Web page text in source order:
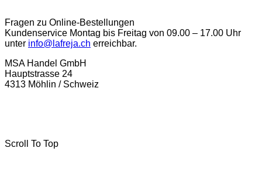
Fragen zu Online-Bestellungen
Kundenservice Montag bis Freitag von 09.00 – 17.00 Uhr
unter info@lafreja.ch erreichbar.
MSA Handel GmbH
Hauptstrasse 24
4313 Möhlin / Schweiz
Scroll To Top